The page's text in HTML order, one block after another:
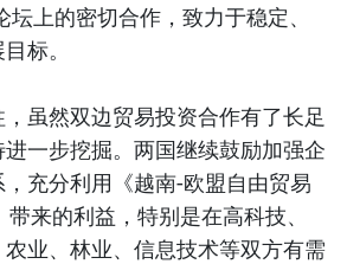
上的密切合作，致力于稳定、
标。
虽然双边贸易投资合作有了长足
一步挖掘。两国继续鼓励加强企
充分利用《越南-欧盟自由贸易
来的利益，特别是在高科技、
业、林业、信息技术等双方有需